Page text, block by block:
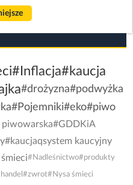
#Inflacja#kaucja
#drożyzna#podwyżka
#Pojemniki#eko#piwo
piwowarska#GDDKiA
#kaucjaqsystem kaucyjny
#Nadleśnictwo#produkty
#zwrot#Nysa śmieci